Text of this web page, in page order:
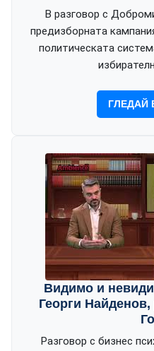
В разговор с
предизборната
политическата
ГЛЕДАЙ
Видимо и
Георги
Разговор с бизнес